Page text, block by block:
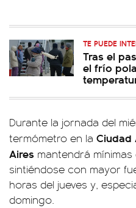
TE PUEDE
Tras el
el frío
Durante la jornada del
termómetro en la Ciudad
Aires mantendrá
sintiéndose con mayor
horas del jueves y,
domingo.